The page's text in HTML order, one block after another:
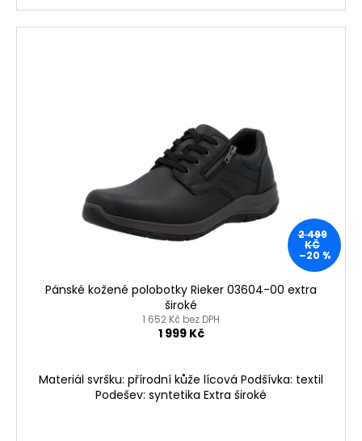
2 499
KČ
–20 %
Pánské kožené polobotky Rieker 03604-00 extra
široké
1 652 Kč bez DPH
1 999 Kč
Materiál svršku: přírodní kůže lícová Podšívka: textil
Podešev: syntetika Extra široké